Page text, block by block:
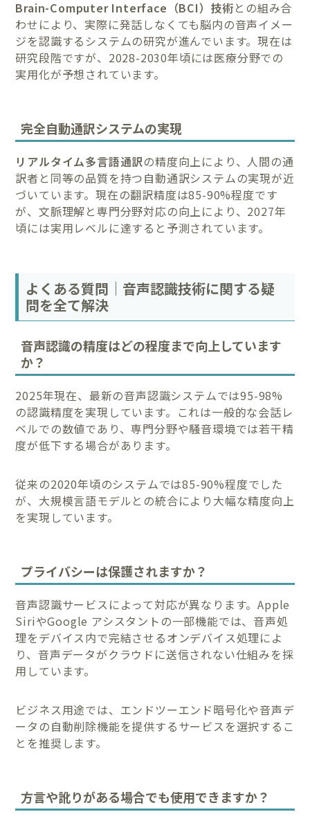
Brain-Computer Interface（BCI）技術との組み合
わせにより、実際に発話しなくても脳内の音声イメー
ジを認識するシステムの研究が進んでいます。現在は
研究段階ですが、2028-2030年頃には医療分野での
実用化が予想されています。
完全自動通訳システムの実現
リアルタイム多言語通訳の精度向上により、人間の通
訳者と同等の品質を持つ自動通訳システムの実現が近
づいています。現在の翻訳精度は85-90%程度です
が、文脈理解と専門分野対応の向上により、2027年
頃には実用レベルに達すると予測されています。
よくある質問｜音声認識技術に関する疑
問を全て解決
音声認識の精度はどの程度まで向上しています
か？
2025年現在、最新の音声認識システムでは95-98%
の認識精度を実現しています。これは一般的な会話レ
ベルでの数値であり、専門分野や騒音環境では若干精
度が低下する場合があります。
従来の2020年頃のシステムでは85-90%程度でした
が、大規模言語モデルとの統合により大幅な精度向上
を実現しています。
プライバシーは保護されますか？
音声認識サービスによって対応が異なります。Apple
SiriやGoogle アシスタントの一部機能では、音声処
理をデバイス内で完結させるオンデバイス処理によ
り、音声データがクラウドに送信されない仕組みを採
用しています。
ビジネス用途では、エンドツーエンド暗号化や音声デ
ータの自動削除機能を提供するサービスを選択するこ
とを推奨します。
方言や訛りがある場合でも使用できますか？